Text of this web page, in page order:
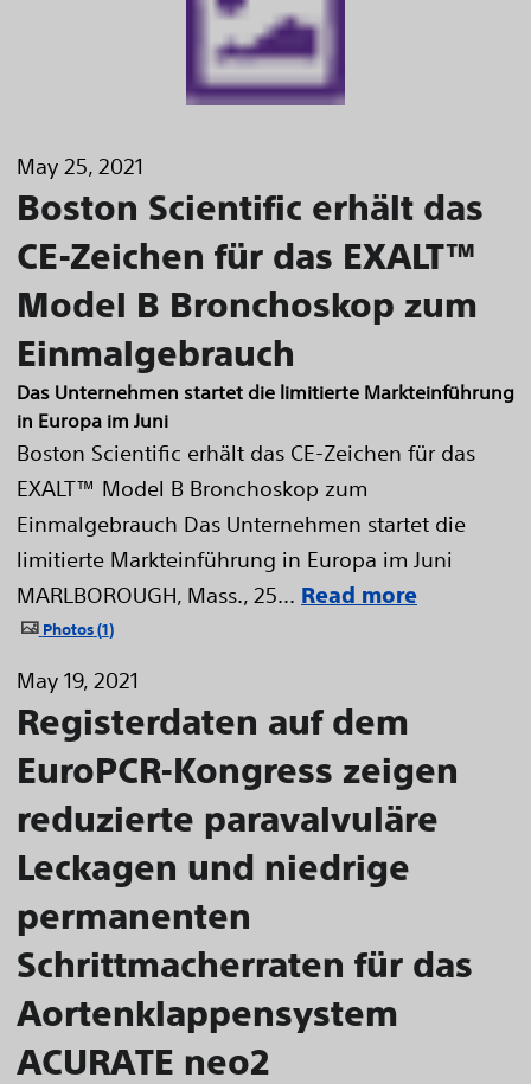
May 25, 2021
Boston Scientific erhält das
CE-Zeichen für das EXALT™
Model B Bronchoskop zum
Einmalgebrauch
Das Unternehmen startet die limitierte Markteinführung
in Europa im Juni
Boston Scientific erhält das CE-Zeichen für das
EXALT™ Model B Bronchoskop zum
Einmalgebrauch Das Unternehmen startet die
limitierte Markteinführung in Europa im Juni
MARLBOROUGH, Mass., 25... Read more
Photos 1
May 19, 2021
Registerdaten auf dem
EuroPCR-Kongress zeigen
reduzierte paravalvuläre
Leckagen und niedrige
permanenten
Schrittmacherraten für das
Aortenklappensystem
ACURATE neo2